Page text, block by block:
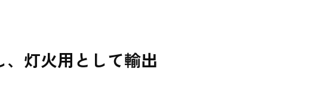
灯火用として輸出